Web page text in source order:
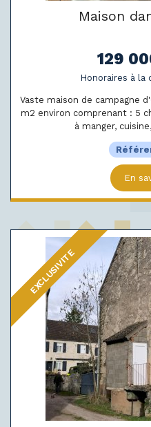
Maison
129
Honoraires à la
Vaste maison de campagne
m2 environ comprenant : 5
à manger,
En
EXCLUSIVITE